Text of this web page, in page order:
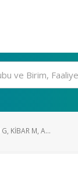
KIBAR M, A...